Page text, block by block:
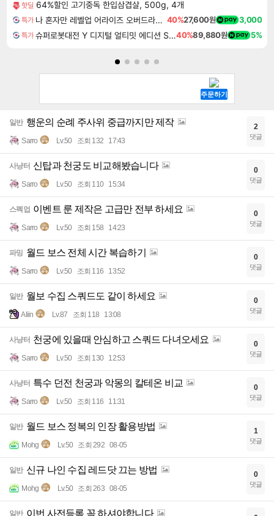
핫딜 64%할인 고기중독 한입삼겹살, 500g, 4개
특가 나 혼자만 레벨업 어라이즈 오버드라이브 Solo Leveling Arise 40%27,600원 3,000
특가 슈퍼로봇대전 Y 디지털 얼티밋 에디션 Super Robot Wars Y Digital Ultimate Edition40%89,880원 5%
일반 행운의 순례 주사위 중급까지만 제작
Sarro Lv.50 조회 132 17:43
2
댓글
사냥터 신탑과 천궁도 비교해봤습니다
Sarro Lv.50 조회 110 15:34
0
댓글
스펙업 이벤트 룬 제작은 고급만 전부 하세요
Sarro Lv.50 조회 158 14:23
0
댓글
파밍 월드 보스 전체 시간 복습하기
Sarro Lv.50 조회 116 13:52
0
댓글
일반 월보 수집 스쿼드도 같이 하세요
Aliin Lv.87 조회 118 13:08
0
댓글
사냥터 천궁에 있을때 안심하고 스쿼드 다녀오세요
Sarro Lv.50 조회 130 12:53
0
댓글
사냥터 특수 던전 천궁과 악몽의 칼테온 비교
Sarro Lv.50 조회 116 11:31
0
댓글
일반 월드 보스 정복의 인장 활용방법
Mohg Lv.50 조회 292 08-05
1
댓글
일반 신규 나인 수집 레드닷 끄는 방법
Mohg Lv.50 조회 263 08-05
0
댓글
일반 이번 사전등록 꼭 하셔야합니다